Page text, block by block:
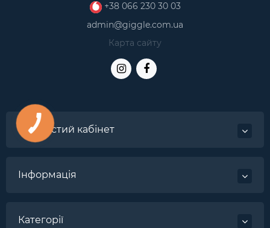
+38 066 230 30 03
admin@giggle.com.ua
Карта сайту
Особистий кабінет
Інформація
Категорії